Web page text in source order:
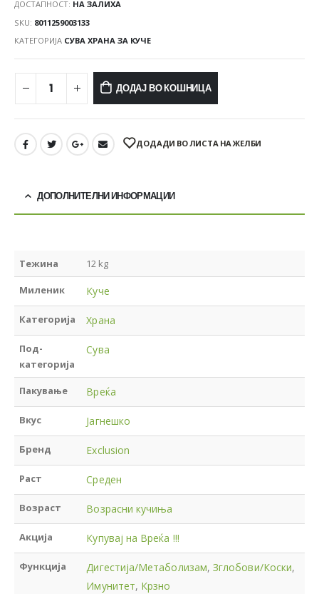
ДОСТАПНОСТ: НА ЗАЛИХА
SKU: 8011259003133
КАТЕГОРИЈА СУВА ХРАНА ЗА КУЧЕ
ДОДАЈ ВО КОШНИЦА
ДОДАДИ ВО ЛИСТА НА ЖЕЛБИ
ДОПОЛНИТЕЛНИ ИНФОРМАЦИИ
Тежина 12 kg
Миленик Куче
Категорија Храна
Под-
категорија
Сува
Пакување Вреќа
Вкус Јагнешко
Бренд Exclusion
Раст Среден
Возраст Возрасни кучиња
Акција Купувај на Вреќа !!!
Функција Дигестија/Метаболизам,Зглобови/Коски,
Имунитет, Крзно